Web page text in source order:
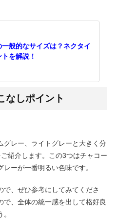
般的なサイズは？ネクタイ
を解説！
なしポイント
グレー、ライトグレーと大きく分
紹介します。この3つはチャコー
ーが一番明るい色味です。
、ぜひ参考にしてみてくださ
で、全体の統一感を出して格好良